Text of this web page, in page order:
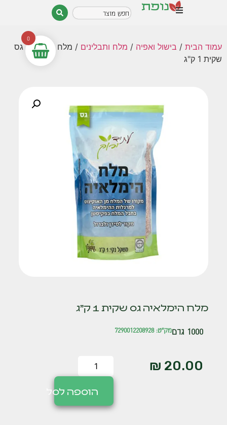
עמוד הבית / בישול ואפיה / מלח ותבלינים / מלח הימלאיה גס
שקית 1 ק"ג
מלח הימלאיה גס שקית 1 ק"ג
1000 גרם מק"ט: 7290012208928
20.00
₪
הוספה לסל
0